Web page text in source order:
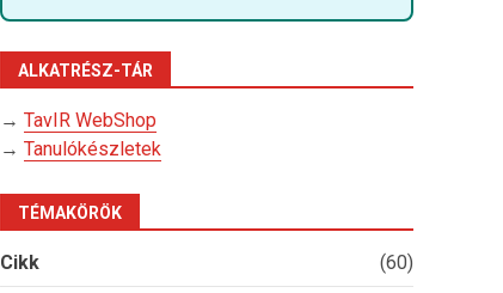
ALKATRÉSZ-TÁR
→TavIR WebShop
→Tanulókészletek
TÉMAKÖRÖK
Cikk (60)